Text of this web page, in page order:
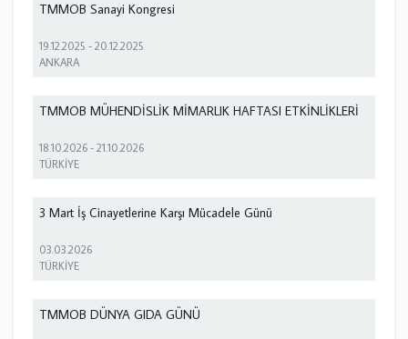
TMMOB Sanayi Kongresi
19.12.2025 -20.12.2025
ANKARA
TMMOB MÜHENDİSLİK MİMARLIK HAFTASI ETKİNLİKLERİ
18.10.2026 -21.10.2026
TÜRKİYE
3 Mart İş Cinayetlerine Karşı Mücadele Günü
03.03.2026
TÜRKİYE
TMMOB DÜNYA GIDA GÜNÜ